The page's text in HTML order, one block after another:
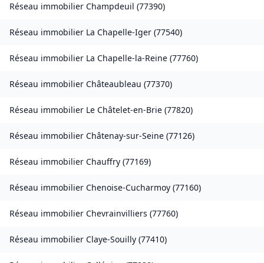
Réseau immobilier Champdeuil (77390)
Réseau immobilier La Chapelle-Iger (77540)
Réseau immobilier La Chapelle-la-Reine (77760)
Réseau immobilier Châteaubleau (77370)
Réseau immobilier Le Châtelet-en-Brie (77820)
Réseau immobilier Châtenay-sur-Seine (77126)
Réseau immobilier Chauffry (77169)
Réseau immobilier Chenoise-Cucharmoy (77160)
Réseau immobilier Chevrainvilliers (77760)
Réseau immobilier Claye-Souilly (77410)